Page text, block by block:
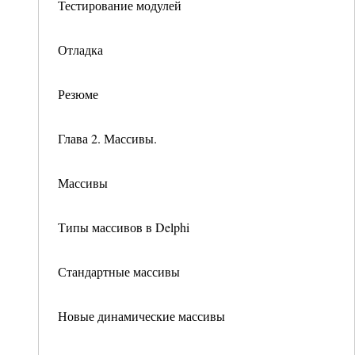
Тестирование модулей
Отладка
Резюме
Глава 2. Массивы.
Массивы
Типы массивов в Delphi
Стандартные массивы
Новые динамические массивы